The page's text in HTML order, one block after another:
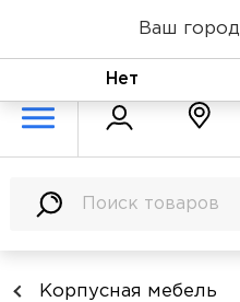
Корпусная мебель
Ваш город
Нет